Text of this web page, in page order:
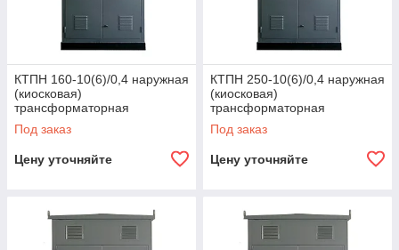
КТПН 160-10(6)/0,4 наружная
(киосковая)
трансформаторная
подстанция
Под заказ
Цену уточняйте
КТПН 250-10(6)/0,4 наружная
(киосковая)
трансформаторная
подстанция
Под заказ
Цену уточняйте